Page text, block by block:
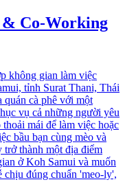
& Co-Working
không gian làm việc
tỉnh Surat Thani, Thái
cà phê với một
vụ cả những người yêu
mái để làm việc hoặc
bầu bạn cùng mèo và
thành một địa điểm
ở Koh Samui và muốn
chịu đúng chuẩn 'meo-ly',